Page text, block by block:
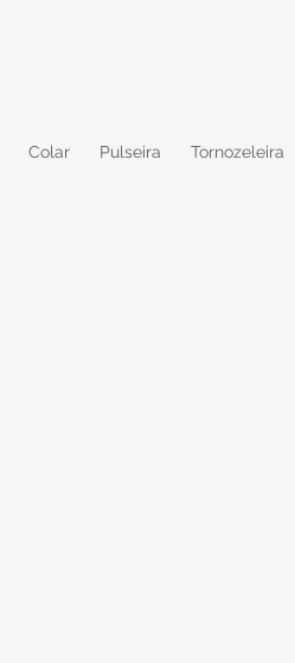
Colar Pulseira Tornozeleira